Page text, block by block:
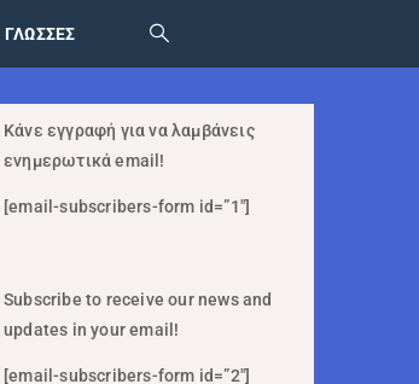
ΓΛΏΣΣΕΣ
Κάνε εγγραφή για να λαμβάνεις
ενημερωτικά email!
[email-subscribers-form id=”1″]
Subscribe to receive our news and
updates in your email!
[email-subscribers-form id=”2″]